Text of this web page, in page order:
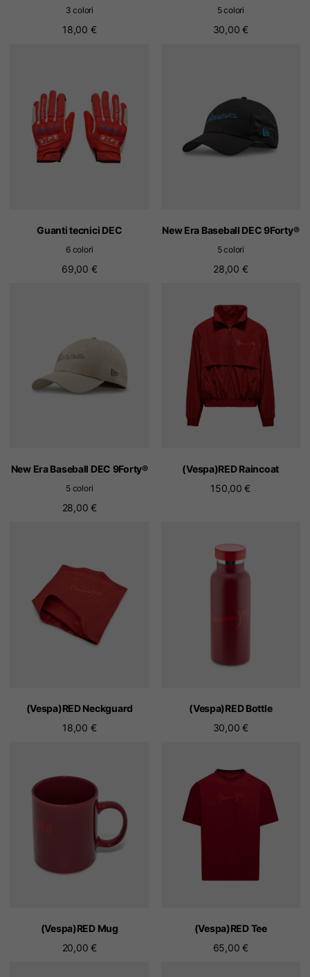
3 colori
18,00 €
5 colori
30,00 €
Guanti tecnici DEC
6 colori
69,00 €
New Era Baseball DEC 9Forty®
5 colori
28,00 €
New Era Baseball DEC 9Forty®
5 colori
28,00 €
(Vespa)RED Raincoat
150,00 €
(Vespa)RED Neckguard
18,00 €
(Vespa)RED Bottle
30,00 €
(Vespa)RED Mug
20,00 €
(Vespa)RED Tee
65,00 €